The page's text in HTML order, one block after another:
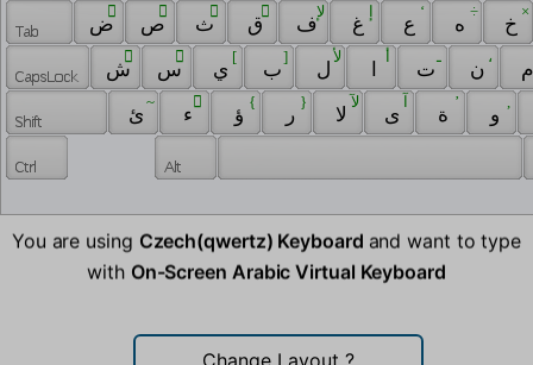
ض
َ
ص
ً
ث
ُ
ق
ٌ
ف
‘ ÷ ×
ش
ِ
س
ٍ [
ب
]
ل ت ن
،
~
ء
ْ {
ر
} ’
You are using Czech(qwertz) Keyboard and want to type
with On-Screen Arabic Virtual Keyboard
Change Layout ?